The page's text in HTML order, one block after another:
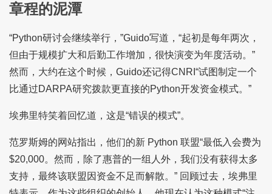
章程的泥潭
“Python研讨会继续举行，”Guido写道，“起初是每年两次，
但由于规模扩大和后勤工作增加，很快演变为年度活动。”
然而，大约在这个时候，Guido还记得CNRI“试图制定一个
比通过DARPA研究拨款更直接的Python开发资金模式。”
埃弗里特笑着回忆道，这是“错误的模式”。
范罗斯姆的网站指出，他们的新 Python 联盟“最低入会费为
$20,000。然而，除了惠普的一组人外，我们没有获得太多
支持，最终该联盟因资金不足而解散。” 回顾过去，埃弗里